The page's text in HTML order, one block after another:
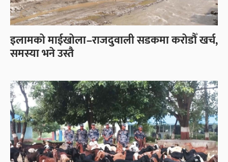
इलामको माईखोला–राजदुवाली सडकमा करोडौँ खर्च,
समस्या भने उस्तै